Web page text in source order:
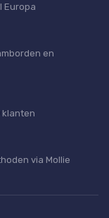
Europa
en
klanten
via Mollie